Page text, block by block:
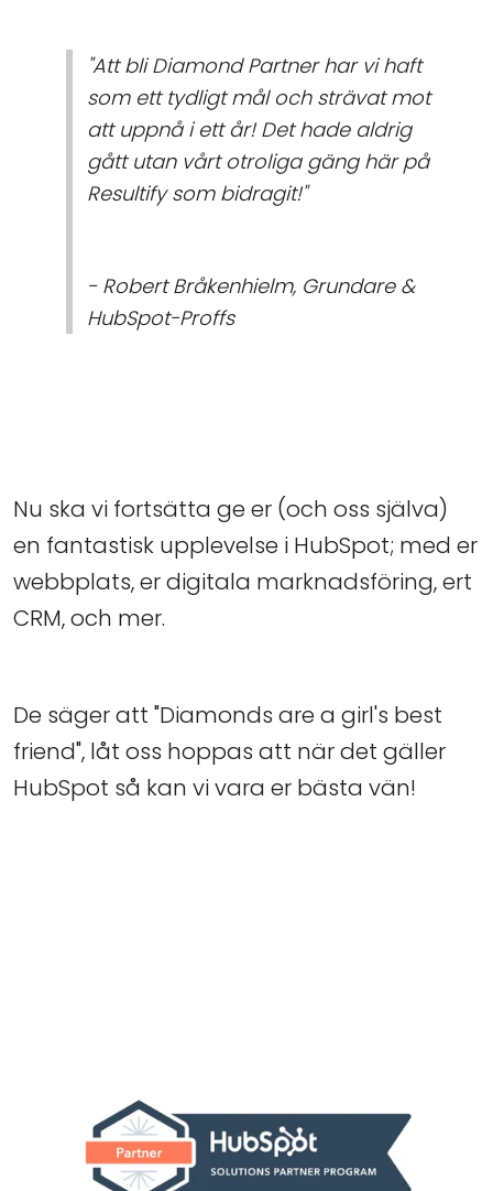
"Att bli Diamond Partner har vi haft
som ett tydligt mål och strävat mot
att uppnå i ett år! Det hade aldrig
gått utan vårt otroliga gäng här på
Resultify som bidragit!"
- Robert Bråkenhielm, Grundare &
HubSpot-Proffs
Nu ska vi fortsätta ge er (och oss själva)
en fantastisk upplevelse i HubSpot; med er
webbplats, er digitala marknadsföring, ert
CRM, och mer.
De säger att "Diamonds are a girl's best
friend", låt oss hoppas att när det gäller
HubSpot så kan vi vara er bästa vän!